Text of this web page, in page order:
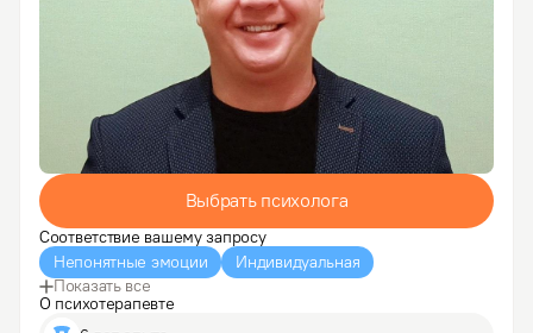
Выбрать психолога
Соответствие вашему запросу
Непонятные эмоции
Индивидуальная
Показать все
О психотерапевте